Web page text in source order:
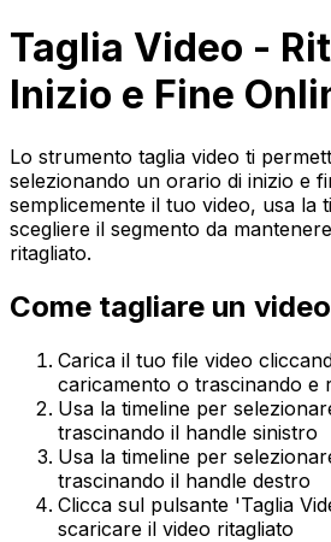
Taglia Video -
Inizio e Fine
Lo strumento taglia video ti
selezionando un orario di inizio e
semplicemente il tuo video, usa la
scegliere il segmento da
ritagliato.
Come tagliare un video
Carica il tuo file video
caricamento o trascinando e
Usa la timeline per
trascinando il handle sinistro
Usa la timeline per
trascinando il handle destro
Clicca sul pulsante 'Taglia
scaricare il video ritagliato